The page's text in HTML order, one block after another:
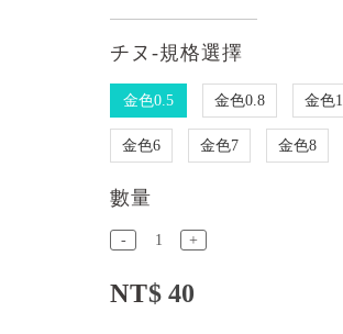
チヌ-規格選擇
金色0.5 金色0.8 金色1
金色6 金色7 金色8
數量
- +
NT$ 40